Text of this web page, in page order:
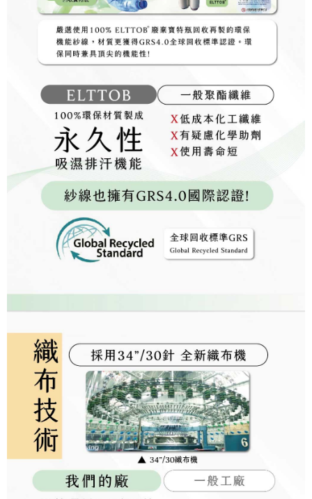
【Nota Penting】
1. Perkhidmatan ini disediakan oleh "Taiwan Mobile Co., Ltd." untuk
membolehkan pengguna membeli produk atau perkhidmatan melalui
perkhidmatan ini semasa transaksi, dan kedai akan menyerahkan hak
tuntutan harga jual/beli ansuran kepada syarikat ini untuk membayar bil
2. Berdasarkan tujuan kontrak persetujuan pembayaran menggunakan
"Pembayaran Ansuran Gogo", kedai akan memberikan maklumat peribadi
anda (termasuk nama, telefon atau alamat) kepada Taiwan Mobile untuk
pengumpulan, pemprosesan dan penggunaan, untuk pengesahan,
semakan dan pembetulan data yang diperlukan untuk bil ansuran oleh
Taiwan Mobile.
3. Sila baca syarat perkhidmatan pengguna secara lengkap melalui
pautan berikut: https://oppay.tw/userRule